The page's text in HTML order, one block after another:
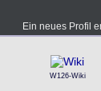
Ein neues Profil
W126-Wiki